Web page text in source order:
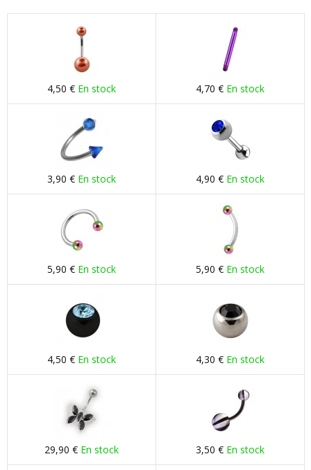
4,50 € En stock 4,70 € En stock
3,90 € En stock 4,90 € En stock
5,90 € En stock 5,90 € En stock
4,50 € En stock 4,30 € En stock
29,90 € En stock 3,50 € En stock